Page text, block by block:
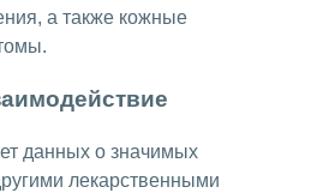
а также кожные
данных о значимых
лекарственными